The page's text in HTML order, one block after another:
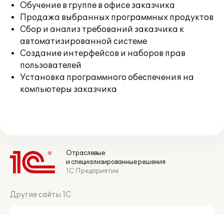
Обучение в группе в офисе заказчика
Продажа выбранных программных продуктов
Сбор и анализ требований заказчика к
автоматизированной системе
Создание интерфейсов и наборов прав
пользователей
Установка программного обеспечения на
компьютеры заказчика
Отраслевые
и специализированные решения
1С:Предприятие
Другие сайты 1С